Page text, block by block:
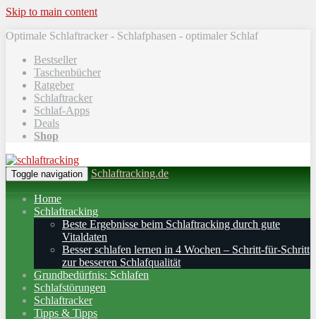
Skip to main content
Optimale Schlaftracker - Schlafphasen - optimaler Schlaf
Bestseller
Taschenbücher
Ratgeber
Schlaftracker
Schlaf-Apps
Deals
Shop
Toggle navigation Schlaftracking.de
Home
Schlaftracking
Beste Ergebnisse beim Schlaftracking durch gute
Vitaldaten
Besser schlafen lernen in 4 Wochen – Schritt‑für‑Schritt
zur besseren Schlafqualität
Grundbedürfnis: Schlafen
Schlafstörungen
Schlaftracker
Tipps & Tipps